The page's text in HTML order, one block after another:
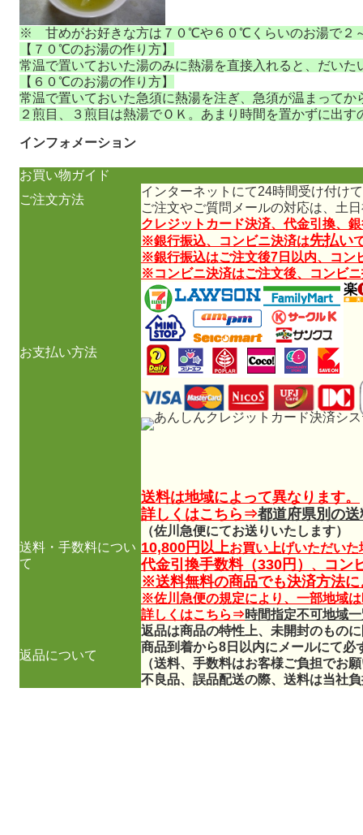
※ 甘めがお好きな方は７０℃や６０℃くらいのお湯で２
【７０℃のお湯の作り方】
常温で置いておいた湯のみに熱湯を直接入れると、だい
【６０℃のお湯の作り方】
常温で置いておいた急須に熱湯を注ぎ、急須が温まって
２煎目、３煎目は熱湯でＯＫ。あまり時間を置かずに出す
インフォメーション
お買い物ガイド
ご注文方法
インターネットにて24時間受け付け
ご注文やご質問メールの対応は、土
お支払い方法
クレジットカード決済、代金引換、
※銀行振込、コンビニ決済は先払い
※銀行振込はご注文後7日以内、コン
※コンビニ決済はご注文後、コンビ
送料・手数料につい
て
送料は地域によって異なります。
詳しくはこちら⇒都道府県別の
（佐川急便にてお送りいたします）
10,800円以上お買い上げいただいた
代金引換手数料（330円） 、
コン
※送料無料の商品でも決済方法
※佐川急便の規定により、一部地域
詳しくはこちら⇒時間指定不可地域
返品について
返品は商品の特性上、未開封のもの
商品到着から8日以内にメールにて必
（送料、手数料はお客様ご負担でお
不良品、誤品配送の際、送料は当社